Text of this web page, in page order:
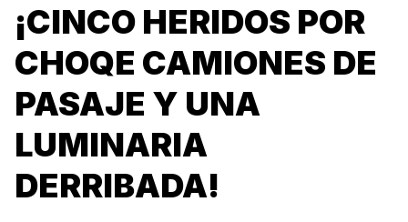
¡CINCO HERIDOS POR
CHOQE CAMIONES DE
PASAJE Y UNA
LUMINARIA
DERRIBADA!